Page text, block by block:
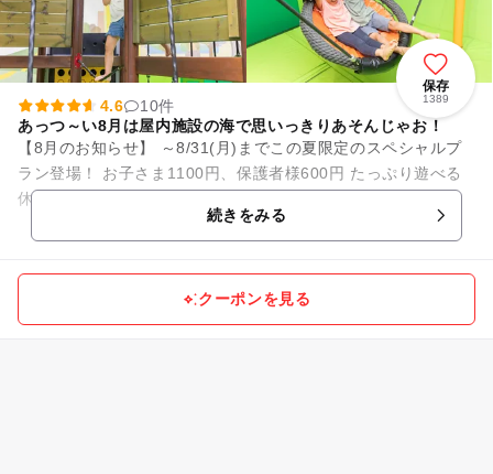
保存
1389
4.6
10件
あっつ～い8月は屋内施設の海で思いっきりあそんじゃお！
【8月のお知らせ】 ～8/31(月)までこの夏限定のスペシャルプ
ラン登場！ お子さま1100円、保護者様600円 たっぷり遊べる
休日60分プランがこの夏限定で登場☆ ※60分以降は延...
続きをみる
クーポンを見る